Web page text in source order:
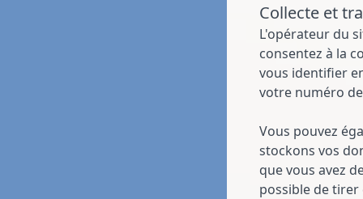
Collecte et
L'opérateur du
consentez à la
vous identifier
votre numéro
Vous pouvez
stockons vos
que vous avez
possible de